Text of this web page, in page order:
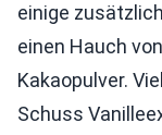
einige
einen Hauch
Kakaopulver.
Schuss